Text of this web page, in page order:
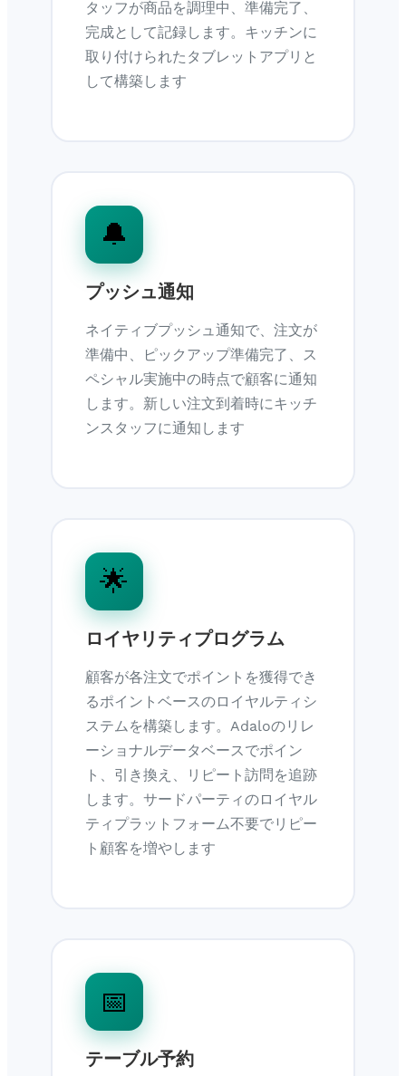
タッフが商品を調理中、準備完了、
完成として記録します。キッチンに
取り付けられたタブレットアプリと
して構築します
🔔
プッシュ通知
ネイティブプッシュ通知で、注文が
準備中、ピックアップ準備完了、ス
ペシャル実施中の時点で顧客に通知
します。新しい注文到着時にキッチ
ンスタッフに通知します
🌟
ロイヤリティプログラム
顧客が各注文でポイントを獲得でき
るポイントベースのロイヤルティシ
ステムを構築します。Adaloのリレ
ーショナルデータベースでポイン
ト、引き換え、リピート訪問を追跡
します。サードパーティのロイヤル
ティプラットフォーム不要でリピー
ト顧客を増やします
📅
テーブル予約